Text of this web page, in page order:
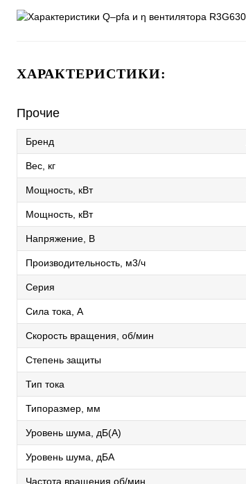
ХАРАКТЕРИСТИКИ:
Прочие
Бренд
Вес, кг
Мощность, кВт
Мощность, кВт
Напряжение, В
Производительность, м3/ч
Серия
Сила тока, А
Скорость вращения, об/мин
Степень защиты
Тип тока
Типоразмер, мм
Уровень шума, дБ(А)
Уровень шума, дБА
Частота вращения об/мин